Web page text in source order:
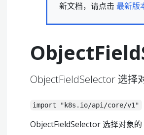
新文档，请点击 最新版
ObjectFieldSelector 选择
import "k8s.io/api/core/v1"
ObjectFieldSelector 选择对象的